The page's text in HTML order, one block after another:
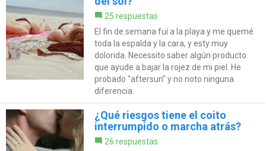
25 respuestas
El fin de semana fuí a la playa y me quemé
toda la espalda y la cara, y esty muy
dolorida. Necessito saber algún producto
que ayude a bajar la rojez de mi piel. He
probado "aftersun" y no noto ninguna
diferencia.
¿Qué riesgos tiene el coito
interrumpido o marcha atrás?
26 respuestas